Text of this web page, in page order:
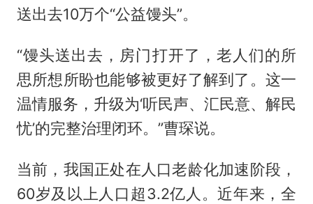
送出去10万个“公益馒头”。
“馒头送出去，房门打开了，老人们的所
思所想所盼也能够被更好了解到了。这一
温情服务，升级为‘听民声、汇民意、解民
忧’的完整治理闭环。”曹琛说。
当前，我国正处在人口老龄化加速阶段，
60岁及以上人口超3.2亿人。近年来，全